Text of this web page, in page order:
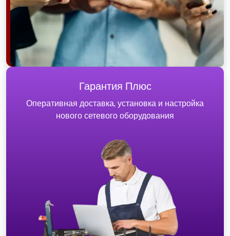
Гарантия Плюс
Оперативная доставка, установка и настройка
нового сетевого оборудования